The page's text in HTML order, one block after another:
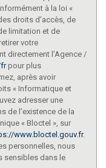
à la loi «
droits d’accès, de
limitation et de
votre
directement l’Agence /
pour plus
après avoir
« Informatique et
adresser une
de l’existence de la
« Bloctel », sur
www.bloctel.gouv.fr.
personnelles, nous
sensibles dans le